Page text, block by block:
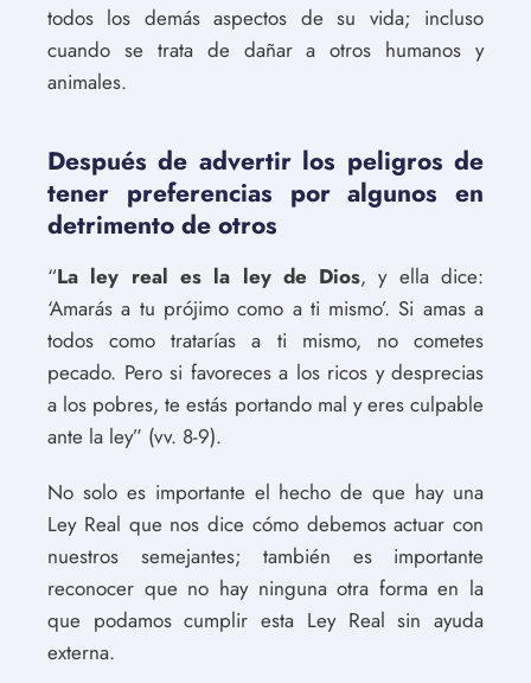
todos los demás aspectos de su vida; incluso
cuando se trata de dañar a otros humanos y
animales.
Después de advertir los peligros de
tener preferencias por algunos en
detrimento de otros
“La ley real es la ley de Dios, y ella dice:
‘Amarás a tu prójimo como a ti mismo’. Si amas a
todos como tratarías a ti mismo, no cometes
pecado. Pero si favoreces a los ricos y desprecias
a los pobres, te estás portando mal y eres culpable
ante la ley” (vv. 8-9).
No solo es importante el hecho de que hay una
Ley Real que nos dice cómo debemos actuar con
nuestros semejantes; también es importante
reconocer que no hay ninguna otra forma en la
que podamos cumplir esta Ley Real sin ayuda
externa.